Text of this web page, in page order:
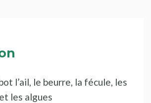
l’ail, le beurre, la fécule, les
les algues